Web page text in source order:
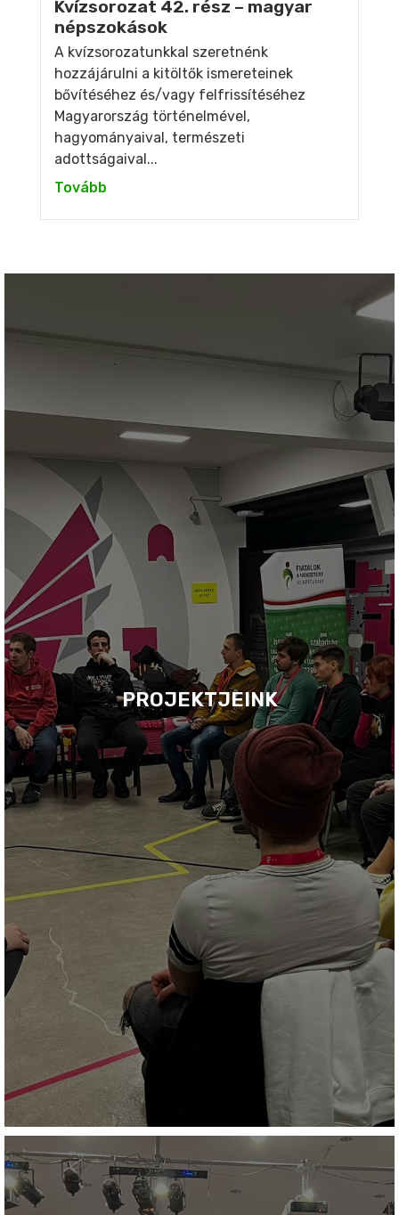
Kvízsorozat 42. rész – magyar
népszokások
A kvízsorozatunkkal szeretnénk
hozzájárulni a kitöltők ismereteinek
bővítéséhez és/vagy felfrissítéséhez
Magyarország történelmével,
hagyományaival, természeti
adottságaival...
Tovább
PROJEKTJEINK